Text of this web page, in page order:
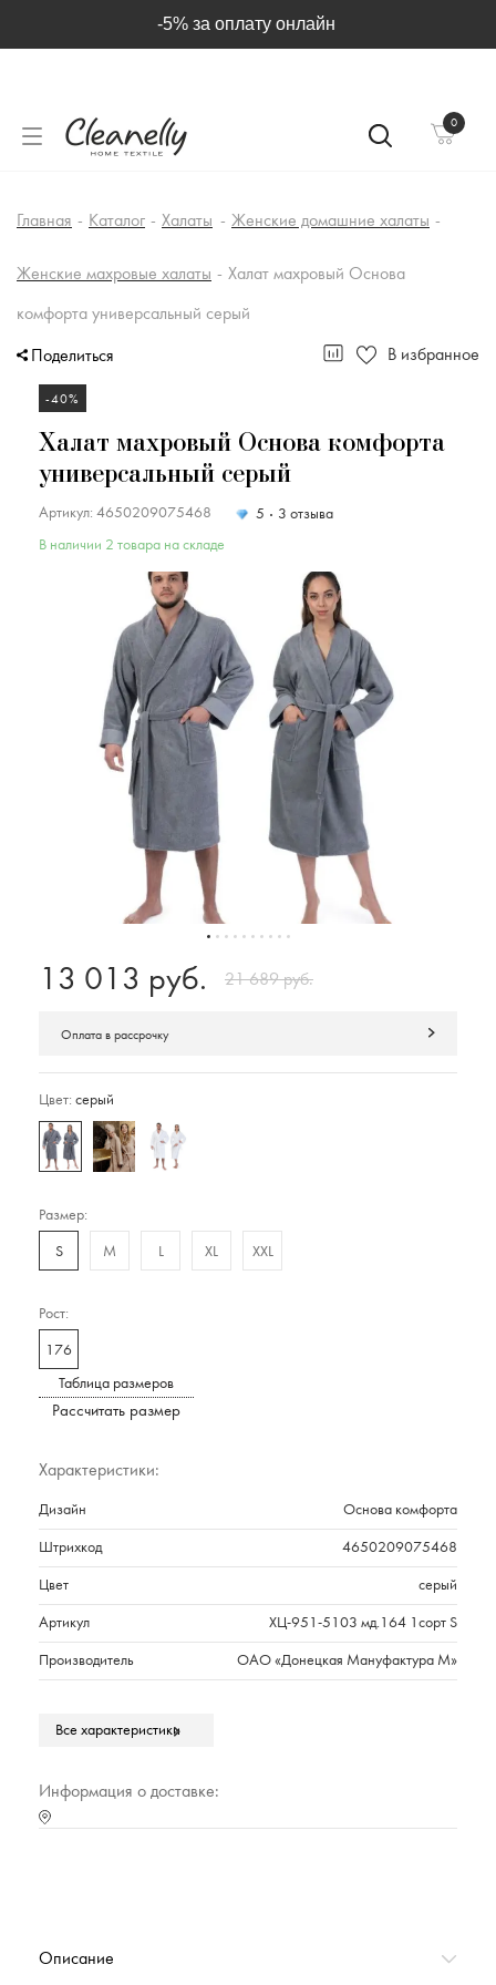
-5% за оплату онлайн
0
Главная - Каталог - Халаты - Женские домашние халаты -
Женские махровые халаты - Халат махровый Основа
комфорта универсальный серый
Поделиться В избранное
-40%
Халат махровый Основа комфорта
универсальный серый
Артикул: 4650209075468 5
3 отзыва
В наличии 2 товара на складе
13 013 руб. 21 689 руб.
Оплата в рассрочку
Цвет: серый
Размер:
S M L XL XXL
Рост:
176
Таблица размеров
Рассчитать размер
Характеристики:
Дизайн Основа комфорта
Штрихкод 4650209075468
Цвет серый
Артикул ХЦ-951-5103 мд.164 1сорт S
Производитель ОАО «Донецкая Мануфактура М»
Плотность г/м2
Тип воротника
Тип упаковки Полиэтиленовый прозрачный пакет
Все характеристики
Информация о доставке:
Описание